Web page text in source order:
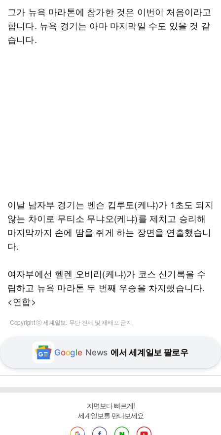
그가 뉴욕 마라톤에 참가한 것은 이번이 처음이라고
합니다. 뉴욕 경기는 아마 마지막일 수도 있을 것 같
습니다.
이날 남자부 경기는 벤슨 킵루토(케냐)가 1초도 되지
않는 차이로 무티소 무냐오(케냐)를 제치고 승리해
마지막까지 손에 땀을 쥐게 하는 장면을 연출했습니
다.
여자부에선 헬렌 오비리(케냐)가 코스 신기록을 수
립하고 뉴욕 마라톤 두 번째 우승을 차지했습니다.
<연합>
Copyright ⓒ 세계일보. 무단 전재 및 재배포 금지
Google News 에서 세계일보 팔로우
지면보다 빠르게!
세계일보를 만나보세요